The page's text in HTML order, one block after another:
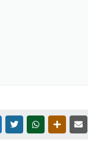
MESSENGER
TWITTERWHATSAPP